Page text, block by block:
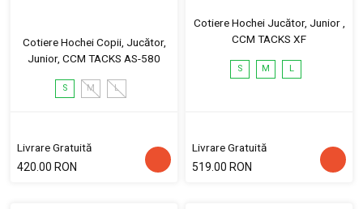
Cotiere Hochei Copii, Jucător,
Junior, CCM TACKS AS-580
S M L
Livrare Gratuită
420.00 RON
Cotiere Hochei Jucător, Junior ,
CCM TACKS XF
S M L
Livrare Gratuită
519.00 RON